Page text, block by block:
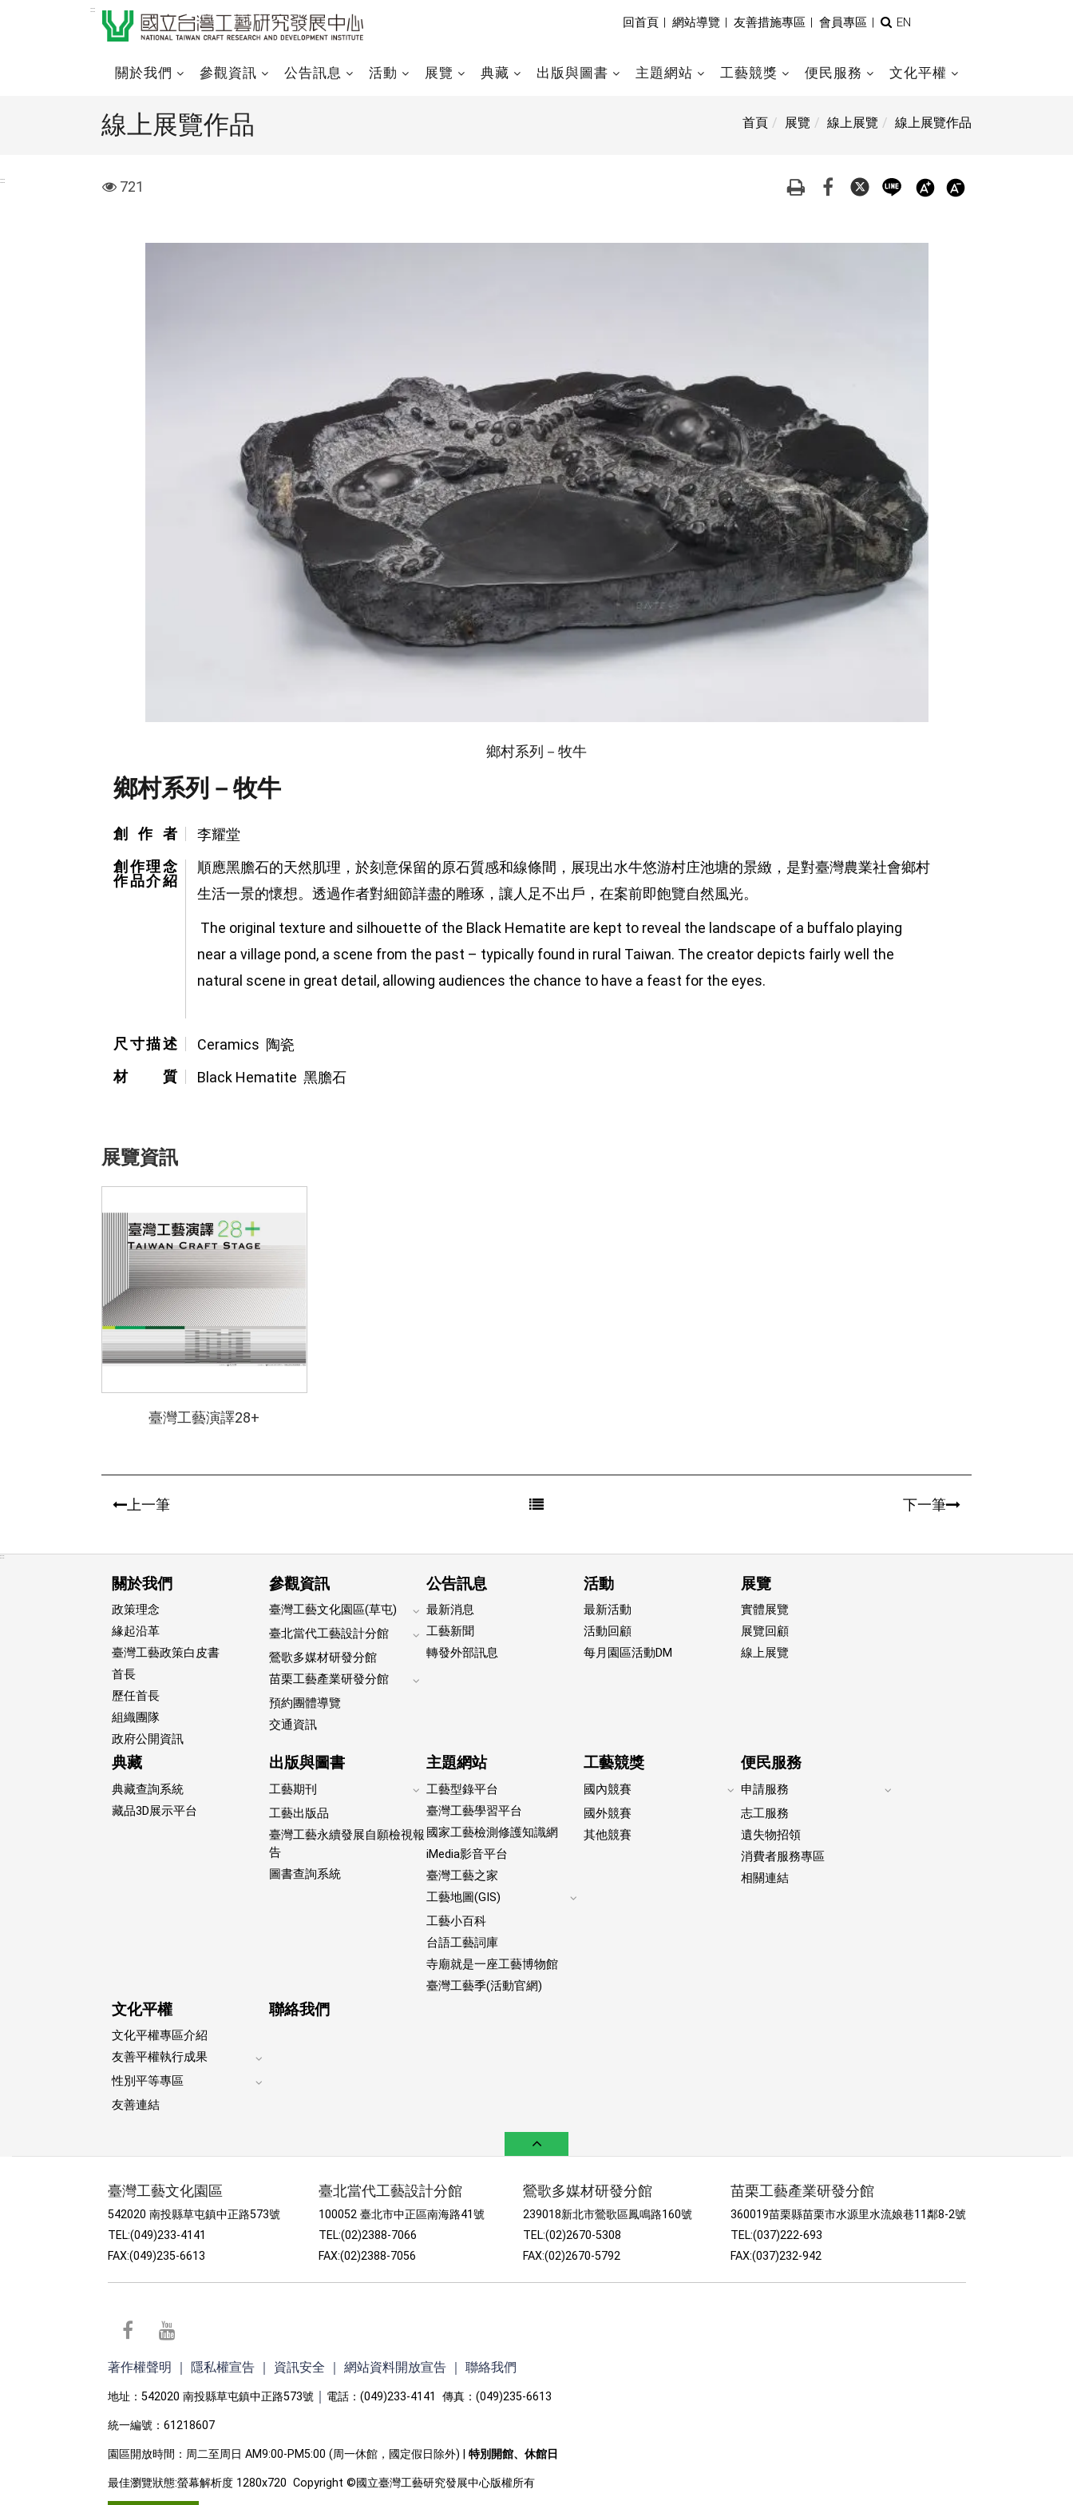
:::
回首頁 |網站導覽 |友善措施專區 |會員專區 |
全
索
EN
關於我們 參觀資訊 公告訊息 活動 展覽 典藏 出版與圖書 主題網站 工藝競獎 便民服務 文化平權
:::
首頁 展覽 線上展覽 線上展覽作品
線上展覽作品
visit
721
鄉村系列－牧牛
鄉村系列－牧牛
創作者
李耀堂
創作理念
作品介紹
順應黑膽石的天然肌理，於刻意保留的原石質感和線條間，展現出水牛悠游村庄池塘的景緻，是對臺灣農業社會鄉村
生活一景的懷想。透過作者對細節詳盡的雕琢，讓人足不出戶，在案前即飽覽自然風光。
The original texture and silhouette of the Black Hematite are kept to reveal the landscape of a buffalo playing
near a village pond, a scene from the past – typically found in rural Taiwan. The creator depicts fairly well the
natural scene in great detail, allowing audiences the chance to have a feast for the eyes.
尺寸描述
Ceramics  陶瓷
材質
Black Hematite  黑膽石
展覽資訊
臺灣工藝演譯28+
上一筆 下一筆
:::
關於我們
政策理念
緣起沿革
臺灣工藝政策白皮書
首長
歷任首長
組織團隊
政府公開資訊
參觀資訊
臺灣工藝文化園區(草屯)
Expand
footer
submenu
臺北當代工藝設計分館
footer
submenu
鶯歌多媒材研發分館
苗栗工藝產業研發分館
預約團體導覽
交通資訊
公告訊息
最新消息
工藝新聞
轉發外部訊息
活動
最新活動
活動回顧
每月園區活動DM
展覽
實體展覽
展覽回顧
線上展覽
典藏
典藏查詢系統
藏品3D展示平台
出版與圖書
工藝期刊
Expand
footer
submenu
工藝出版品
臺灣工藝永續發展自願檢視報
告
圖書查詢系統
主題網站
工藝型錄平台
臺灣工藝學習平台
國家工藝檢測修護知識網
iMedia影音平台
臺灣工藝之家
工藝地圖(GIS)
工藝小百科
台語工藝詞庫
寺廟就是一座工藝博物館
臺灣工藝季(活動官網)
工藝競獎
國內競賽
Expand
footer
submenu
國外競賽
其他競賽
便民服務
申請服務
志工服務
遺失物招領
消費者服務專區
相關連結
文化平權
文化平權專區介紹
友善平權執行成果
footer
性別平等專區
友善連結
聯絡我們
臺灣工藝文化園區
542020 南投縣草屯鎮中正路573號
TEL:(049)233-4141
FAX:(049)235-6613
臺北當代工藝設計分館
100052 臺北市中正區南海路41號
TEL:(02)2388-7066
FAX:(02)2388-7056
鶯歌多媒材研發分館
239018新北市鶯歌區鳳鳴路160號
TEL:(02)2670-5308
FAX:(02)2670-5792
苗栗工藝產業研發分館
360019苗栗縣苗栗市水源里水流娘巷11鄰8-2號
TEL:(037)222-693
FAX:(037)232-942
facebook
著作權聲明 ｜ 隱私權宣告 ｜ 資訊安全 ｜ 網站資料開放宣告 ｜ 聯絡我們
地址：542020 南投縣草屯鎮中正路573號 ｜ 電話：(049)233-4141 傳真：(049)235-6613
統一編號：61218607
園區開放時間：周二至周日 AM9:00-PM5:00 (周一休館，國定假日除外) | 特別開館、休館日
最佳瀏覽狀態:螢幕解析度 1280x720 Copyright ©國立臺灣工藝研究發展中心版權所有